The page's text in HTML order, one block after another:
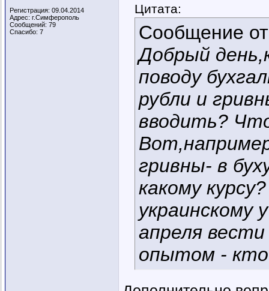
Регистрация: 09.04.2014
Адрес: г.Симферополь
Сообщений: 79
Спасибо: 7
Цитата:
Сообщение
Добрый
поводу
рубли и
вводить?
гривны- в
какому
украинскому
апреля
опытом - кто